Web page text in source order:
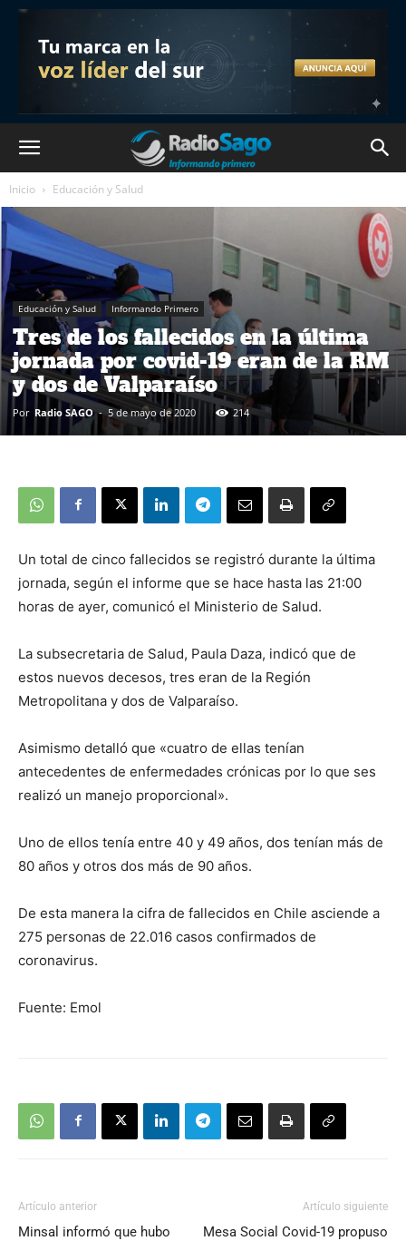
Inicio Educación y Salud
Educación y Salud Informando Primero
Tres de los fallecidos en la última
jornada por covid-19 eran de la RM
y dos de Valparaíso
Por Radio SAGO - 5 de mayo de 2020 214
Un total de cinco fallecidos se registró durante la última
jornada, según el informe que se hace hasta las 21:00
horas de ayer, comunicó el Ministerio de Salud.
La subsecretaria de Salud, Paula Daza, indicó que de
estos nuevos decesos, tres eran de la Región
Metropolitana y dos de Valparaíso.
Asimismo detalló que «cuatro de ellas tenían
antecedentes de enfermedades crónicas por lo que ses
realizó un manejo proporcional».
Uno de ellos tenía entre 40 y 49 años, dos tenían más de
80 años y otros dos más de 90 años.
De esta manera la cifra de fallecidos en Chile asciende a
275 personas de 22.016 casos confirmados de
coronavirus.
Fuente: Emol
Artículo anterior
Minsal informó que hubo
Artículo siguiente
Mesa Social Covid-19 propuso